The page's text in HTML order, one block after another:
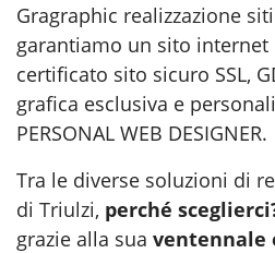
Gragraphic realizzazione
garantiamo un sito internet
certificato sito sicuro SSL,
grafica esclusiva e
PERSONAL WEB DESIGNER.
Tra le diverse soluzioni di
di Triulzi, perché
grazie alla sua ventennale